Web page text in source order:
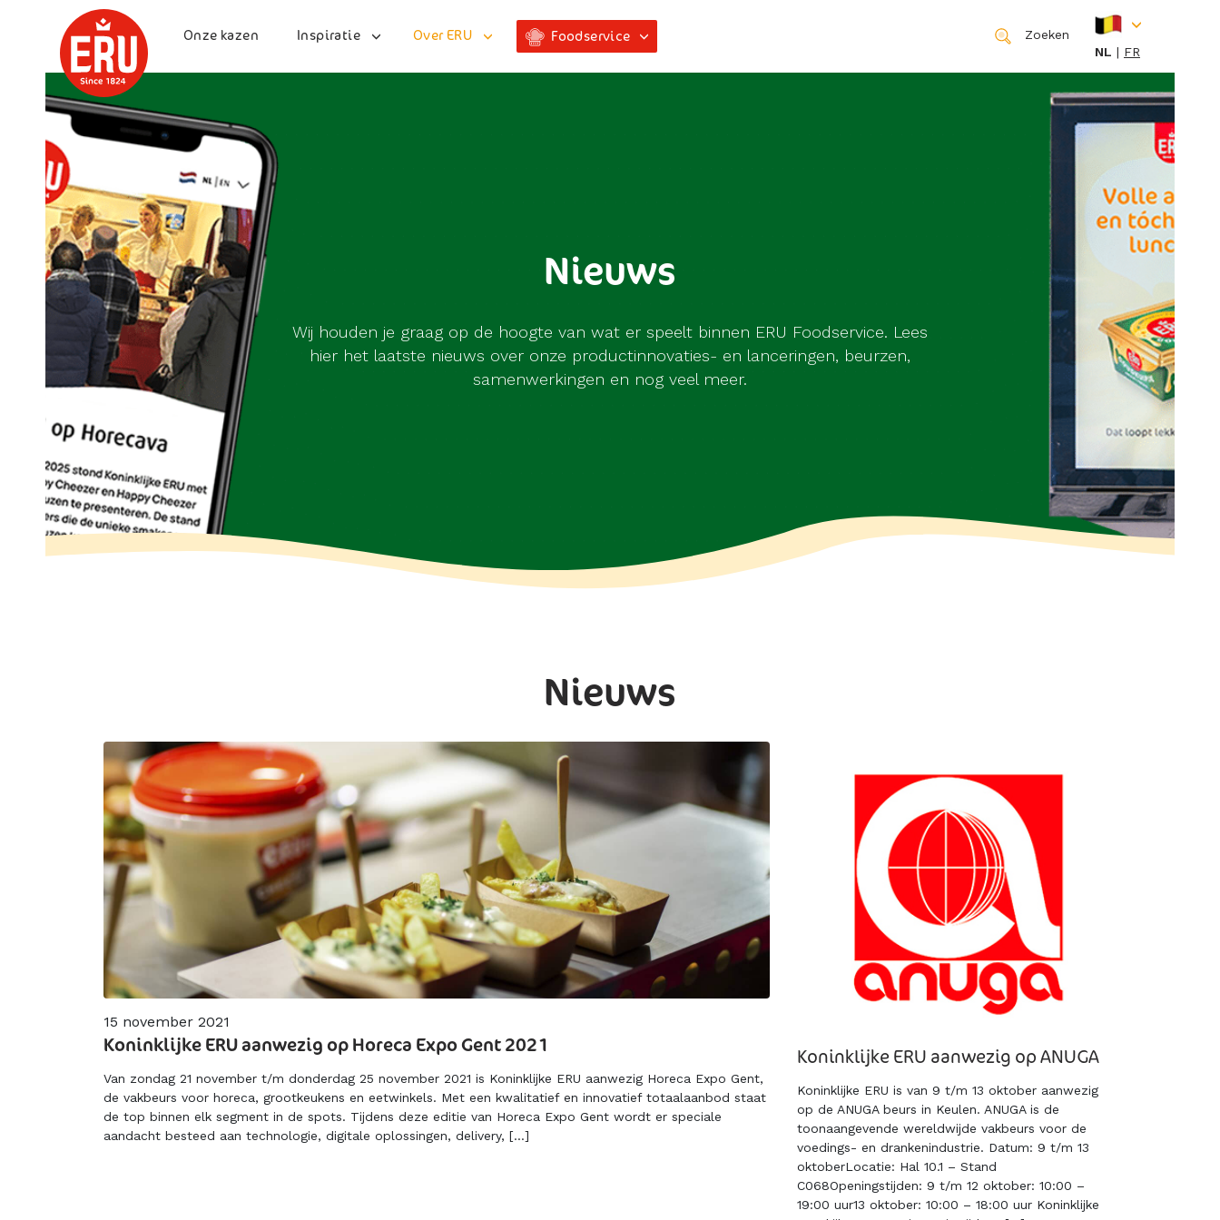
Onze kazen Inspiratie Over ERU Foodservice
Zoeken
NL
FR
Nieuws
Wij houden je graag op de hoogte van wat er speelt binnen ERU Foodservice. Lees
hier het laatste nieuws over onze productinnovaties- en lanceringen, beurzen,
samenwerkingen en nog veel meer.
Nieuws
15 november 2021
Koninklijke ERU aanwezig op Horeca Expo Gent 2021
Van zondag 21 november t/m donderdag 25 november 2021 is Koninklijke ERU aanwezig Horeca Expo Gent,
de vakbeurs voor horeca, grootkeukens en eetwinkels. Met een kwalitatief en innovatief totaalaanbod staat
de top binnen elk segment in de spots. Tijdens deze editie van Horeca Expo Gent wordt er speciale
aandacht besteed aan technologie, digitale oplossingen, delivery, […]
Koninklijke ERU aanwezig op ANUGA
Koninklijke ERU is van 9 t/m 13 oktober aanwezig
op de ANUGA beurs in Keulen. ANUGA is de
toonaangevende wereldwijde vakbeurs voor de
voedings- en drankenindustrie. Datum: 9 t/m 13
oktoberLocatie: Hal 10.1 – Stand
C068Openingstijden: 9 t/m 12 oktober: 10:00 –
19:00 uur13 oktober: 10:00 – 18:00 uur Koninklijke